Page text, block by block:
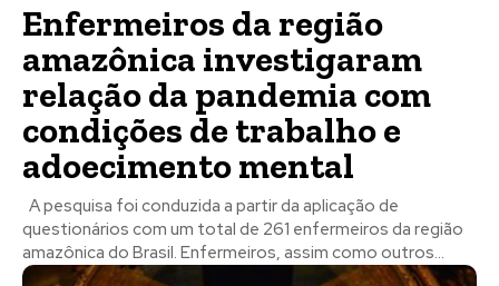
Enfermeiros da região
amazônica investigaram
relação da pandemia com
condições de trabalho e
adoecimento mental
A pesquisa foi conduzida a partir da aplicação de
questionários com um total de 261 enfermeiros da região
amazônica do Brasil. Enfermeiros, assim como outros...